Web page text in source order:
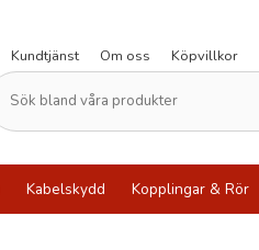
Kundtjänst
Om oss Köpvillkor
Kabelskydd Kopplingar & Rör